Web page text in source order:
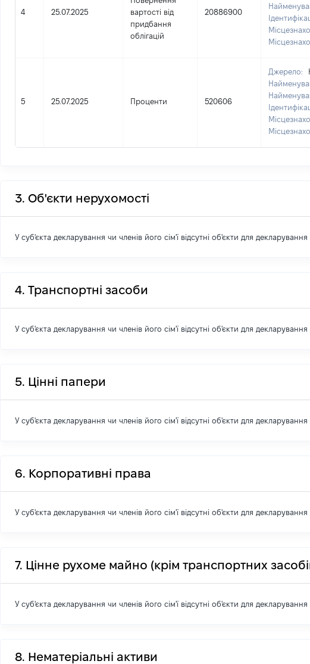
4 25.07.2025
вартості від
придбання
облігацій
20886900
5 25.07.2025 Проценти 520606
Джерело:
3. Об'єкти нерухомості
У суб'єкта декларування чи членів його сім'ї відсутні об'єкти для декларування
4. Транспортні засоби
У суб'єкта декларування чи членів його сім'ї відсутні об'єкти для декларування
5. Цінні папери
У суб'єкта декларування чи членів його сім'ї відсутні об'єкти для декларування
6. Корпоративні права
У суб'єкта декларування чи членів його сім'ї відсутні об'єкти для декларування
7. Цінне рухоме майно (крім транспортних
У суб'єкта декларування чи членів його сім'ї відсутні об'єкти для декларування
8. Нематеріальні активи